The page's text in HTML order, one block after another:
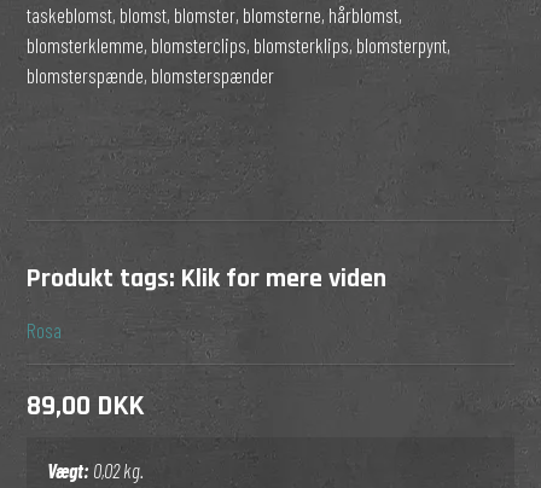
taskeblomst, blomst, blomster, blomsterne, hårblomst,
blomsterklemme, blomsterclips, blomsterklips, blomsterpynt,
blomsterspænde, blomsterspænder
Produkt tags: Klik for mere viden
Rosa
89,00 DKK
Vægt: 0,02kg.